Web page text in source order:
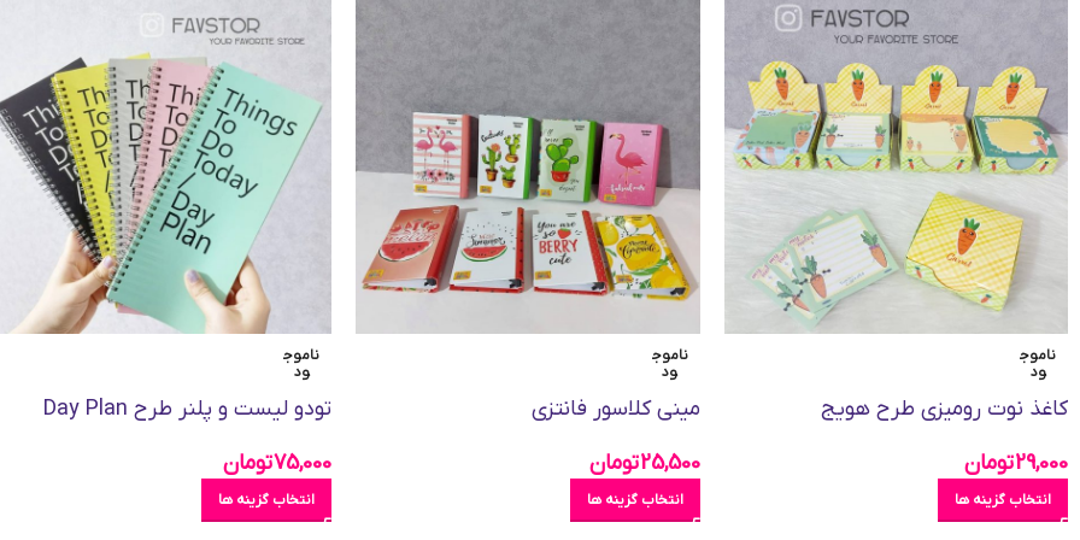
ناموج
ود
کاغذ نوت رومیزی طرح هویج
29,000تومان
انتخاب گزینه ها
ناموج
ود
مینی کلاسور فانتزی
25,500تومان
انتخاب گزینه ها
ناموج
ود
تودو لیست و پلنر طرح Day Plan
75,000تومان
انتخاب گزینه ها